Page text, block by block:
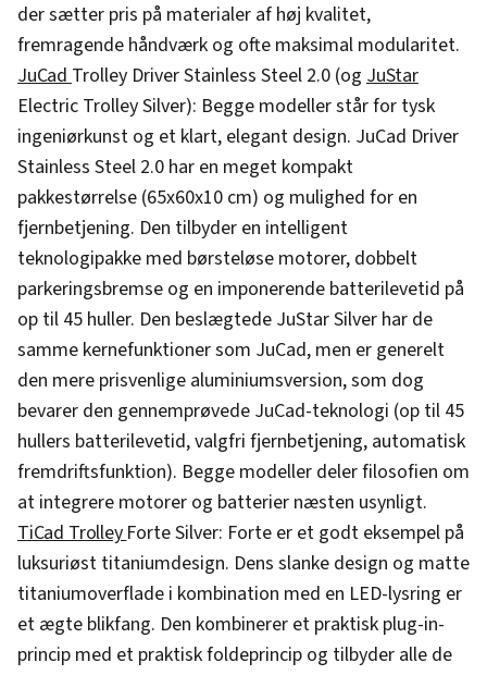
der sætter pris på materialer af høj kvalitet,
fremragende håndværk og ofte maksimal modularitet.
JuCadTrolley Driver Stainless Steel 2.0 (og JuStar
Electric Trolley Silver): Begge modeller står for tysk
ingeniørkunst og et klart, elegant design. JuCad Driver
Stainless Steel 2.0 har en meget kompakt
pakkestørrelse (65x60x10 cm) og mulighed for en
fjernbetjening. Den tilbyder en intelligent
teknologipakke med børsteløse motorer, dobbelt
parkeringsbremse og en imponerende batterilevetid på
op til 45 huller. Den beslægtede JuStar Silver har de
samme kernefunktioner som JuCad, men er generelt
den mere prisvenlige aluminiumsversion, som dog
bevarer den gennemprøvede JuCad-teknologi (op til 45
hullers batterilevetid, valgfri fjernbetjening, automatisk
fremdriftsfunktion). Begge modeller deler filosofien om
at integrere motorer og batterier næsten usynligt.
TiCad TrolleyForte Silver: Forte er et godt eksempel på
luksuriøst titaniumdesign. Dens slanke design og matte
titaniumoverflade i kombination med en LED-lysring er
et ægte blikfang. Den kombinerer et praktisk plug-in-
princip med et praktisk foldeprincip og tilbyder alle de